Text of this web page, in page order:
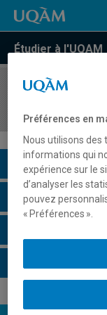
Étudier à l'UQAM
COURS//
Description du
Horaire - Été
Préférences en
Nous utilisons
informations qui
expérience sur le
d’analyser les
pouvez
« Préférences ».